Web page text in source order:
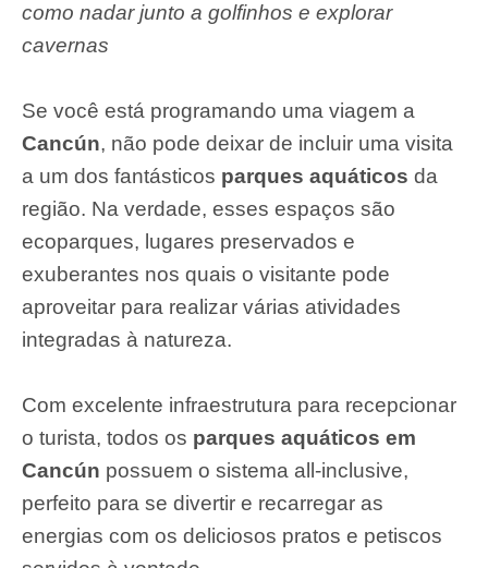
como nadar junto a golfinhos e explorar
cavernas
Se você está programando uma viagem a
Cancún, não pode deixar de incluir uma visita
a um dos fantásticos parques aquáticos da
região. Na verdade, esses espaços são
ecoparques, lugares preservados e
exuberantes nos quais o visitante pode
aproveitar para realizar várias atividades
integradas à natureza.
Com excelente infraestrutura para recepcionar
o turista, todos os parques aquáticos em
Cancún possuem o sistema all-inclusive,
perfeito para se divertir e recarregar as
energias com os deliciosos pratos e petiscos